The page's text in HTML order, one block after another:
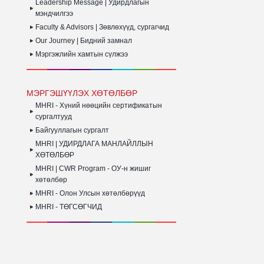
Leadership Message | Удирдлагын
мэндчилгээ
Faculty & Advisors | Зөвлөхүүд, сургагчид
Our Journey | Бидний замнал
Мэргэжлийн хамтын сүлжээ
МЭРГЭШҮҮЛЭХ ХӨТӨЛБӨР
MHRI - Хүний нөөцийн сертификатын
сургалтууд
Байгууллагын сургалт
MHRI | УДИРДЛАГА МАНЛАЙЛЛЫН
ХӨТӨЛБӨР
MHRI | CWR Program - ОУ-н жишиг
хөтөлбөр
MHRI - Олон Улсын хөтөлбөрүүд
MHRI - ТӨГСӨГЧИД